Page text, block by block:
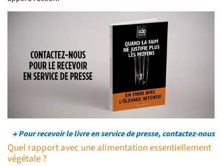
→ Pour recevoir le livre en service de presse, contactez-nous
Quel rapport avec une alimentation essentiellement
végétale ?